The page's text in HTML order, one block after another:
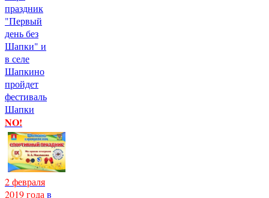
праздник
"Первый
день без
Шапки" и
в селе
Шапкино
пройдет
фестиваль
Шапки
NO!
2 февраля
2019 года в